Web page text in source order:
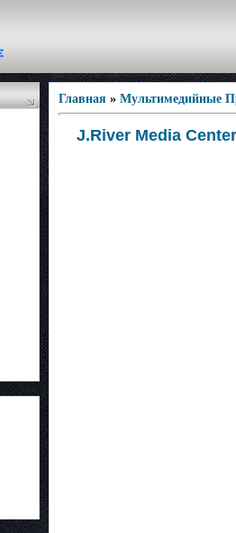
Главная » Мультимедийные
J.River Media